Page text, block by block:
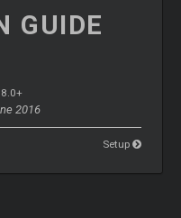
GUIDE
2016
Setup